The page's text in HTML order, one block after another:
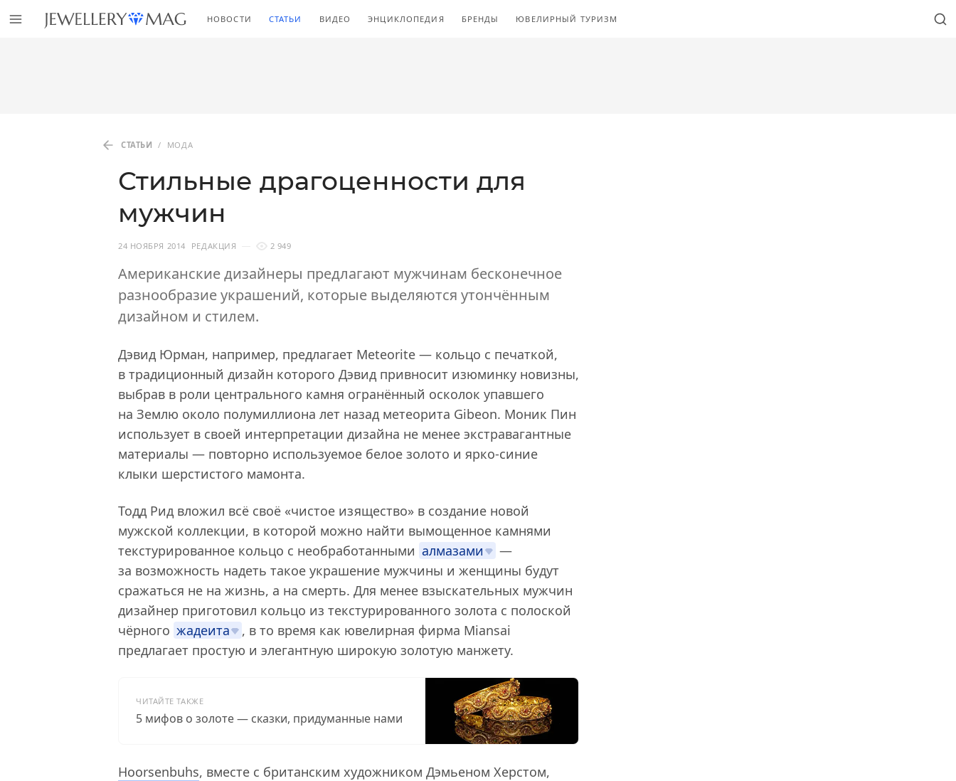
НОВОСТИ СТАТЬИ ВИДЕО ЭНЦИКЛОПЕДИЯ БРЕНДЫ ЮВЕЛИРНЫЙ ТУРИЗМ
СТАТЬИ / МОДА
Стильные драгоценности для
мужчин
24 НОЯБРЯ 2014 РЕДАКЦИЯ 2 949
Американские дизайнеры предлагают мужчинам бесконечное
разнообразие украшений, которые выделяются утончённым
дизайном и стилем.
Дэвид Юрман, например, предлагает Meteorite — кольцо с печаткой,
в традиционный дизайн которого Дэвид привносит изюминку новизны,
выбрав в роли центрального камня огранённый осколок упавшего
на Землю около полумиллиона лет назад метеорита Gibeon. Моник Пин
использует в своей интерпретации дизайна не менее экстравагантные
материалы — повторно используемое белое золото и ярко-синие
клыки шерстистого мамонта.
Тодд Рид вложил всё своё «чистое изящество» в создание новой
мужской коллекции, в которой можно найти вымощенное камнями
текстурированное кольцо с необработанными алмазами
—
за возможность надеть такое украшение мужчины и женщины будут
сражаться не на жизнь, а на смерть. Для менее взыскательных мужчин
дизайнер приготовил кольцо из текстурированного золота с полоской
чёрного жадеита
, в то время как ювелирная фирма Miansai
предлагает простую и элегантную широкую золотую манжету.
ЧИТАЙТЕ ТАКЖЕ
5 мифов о золоте — сказки, придуманные нами
Hoorsenbuhs, вместе с британским художником Дэмьеном Херстом,